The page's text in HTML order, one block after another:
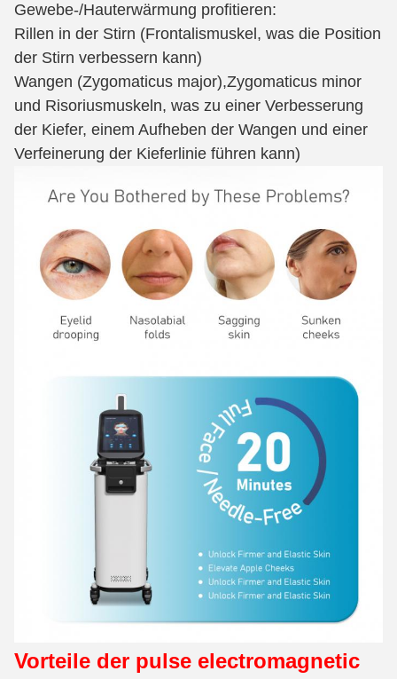
Gewebe-/Hauterwärmung profitieren:
Rillen in der Stirn (Frontalismuskel, was die Position
der Stirn verbessern kann)
Wangen (Zygomaticus major),Zygomaticus minor
und Risoriusmuskeln, was zu einer Verbesserung
der Kiefer, einem Aufheben der Wangen und einer
Verfeinerung der Kieferlinie führen kann)
Vorteile der pulse electromagnetic